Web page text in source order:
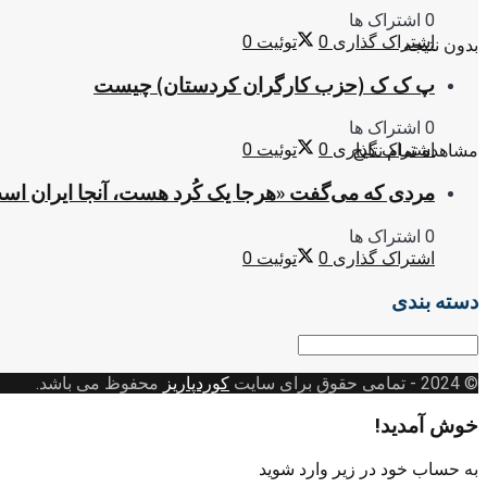
بدون نتیجه
مشاهده تمام نتایج
0 اشتراک ها
اشتراک گذاری 0 توئیت 0
پ ک ک (حزب کارگران کردستان) چیست
0 اشتراک ها
اشتراک گذاری 0 توئیت 0
مردی که می‌گفت «هرجا یک کُرد هست، آنجا ایران
0 اشتراک ها
اشتراک گذاری 0 توئیت 0
دسته بندی
© 2024
- تمامی حقوق برای سایت کوردپاریز محفوظ می باشد.
خوش آمدید!
به حساب خود در زیر وارد شوید